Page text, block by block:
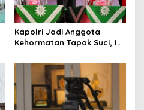
Kapolri Jadi Anggota
Kehormatan Tapak Suci, Ini